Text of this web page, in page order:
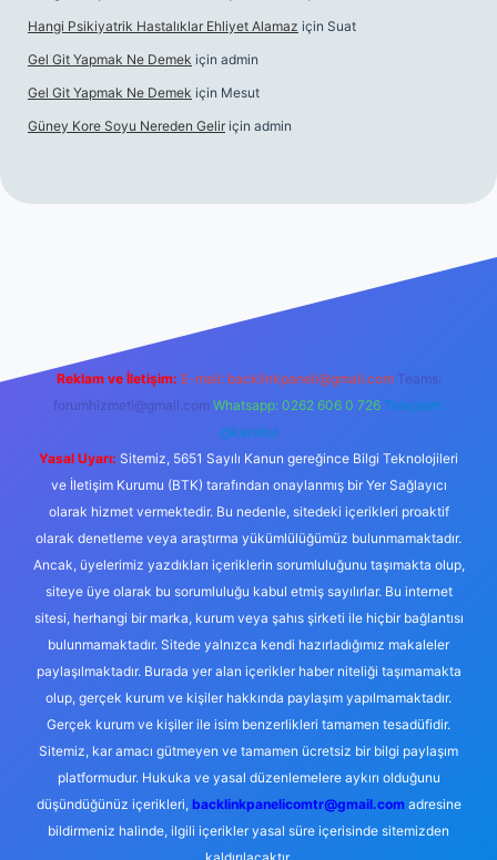
Hangi Psikiyatrik Hastalıklar Ehliyet Alamaz için Suat
Gel Git Yapmak Ne Demek için admin
Gel Git Yapmak Ne Demek için Mesut
Güney Kore Soyu Nereden Gelir için admin
Reklam ve İletişim: E-mail: backlinkpaneli@gmail.com Teams:
forumhizmeti@gmail.com Whatsapp: 0262 606 0 726 Telegram:
@karabul
Yasal Uyarı: Sitemiz, 5651 Sayılı Kanun gereğince Bilgi Teknolojileri
ve İletişim Kurumu (BTK) tarafından onaylanmış bir Yer Sağlayıcı
olarak hizmet vermektedir. Bu nedenle, sitedeki içerikleri proaktif
olarak denetleme veya araştırma yükümlülüğümüz bulunmamaktadır.
Ancak, üyelerimiz yazdıkları içeriklerin sorumluluğunu taşımakta olup,
siteye üye olarak bu sorumluluğu kabul etmiş sayılırlar. Bu internet
sitesi, herhangi bir marka, kurum veya şahıs şirketi ile hiçbir bağlantısı
bulunmamaktadır. Sitede yalnızca kendi hazırladığımız makaleler
paylaşılmaktadır. Burada yer alan içerikler haber niteliği taşımamakta
olup, gerçek kurum ve kişiler hakkında paylaşım yapılmamaktadır.
Gerçek kurum ve kişiler ile isim benzerlikleri tamamen tesadüfidir.
Sitemiz, kar amacı gütmeyen ve tamamen ücretsiz bir bilgi paylaşım
platformudur. Hukuka ve yasal düzenlemelere aykırı olduğunu
düşündüğünüz içerikleri, backlinkpanelicomtr@gmail.comadresine
bildirmeniz halinde, ilgili içerikler yasal süre içerisinde sitemizden